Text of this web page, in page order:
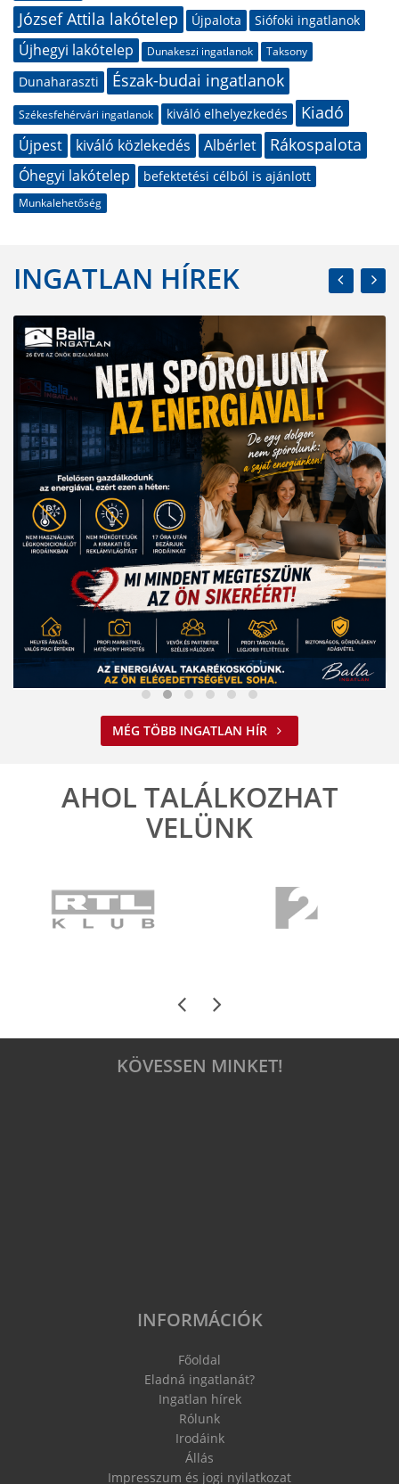
József Attila lakótelep Újpalota Siófoki ingatlanok
Újhegyi lakótelep Dunakeszi ingatlanok Taksony
Dunaharaszti Észak-budai ingatlanok
Székesfehérvári ingatlanok kiváló elhelyezkedés Kiadó
Újpest kiváló közlekedés Albérlet Rákospalota
Óhegyi lakótelep befektetési célból is ajánlott
Munkalehetőség
INGATLAN HÍREK
Nem spórolunk az energiával
ELOLVASOM
MÉG TÖBB INGATLAN HÍR
AHOL TALÁLKOZHAT
VELÜNK
KÖVESSEN MINKET!
INFORMÁCIÓK
Főoldal
Eladná ingatlanát?
Ingatlan hírek
Rólunk
Irodáink
Állás
Impresszum és jogi nyilatkozat